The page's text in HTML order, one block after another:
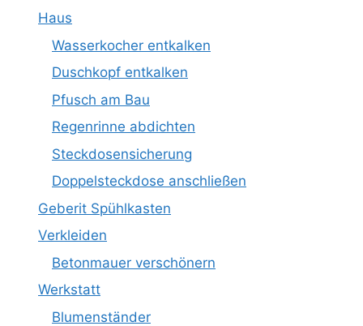
Haus
Wasserkocher entkalken
Duschkopf entkalken
Pfusch am Bau
Regenrinne abdichten
Steckdosensicherung
Doppelsteckdose anschließen
Geberit Spühlkasten
Verkleiden
Betonmauer verschönern
Werkstatt
Blumenständer